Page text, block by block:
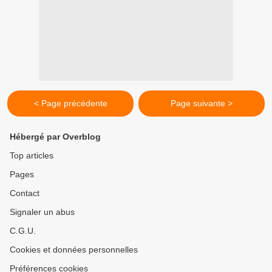
< Page précédente Page suivante >
Hébergé par Overblog
Top articles
Pages
Contact
Signaler un abus
C.G.U.
Cookies et données personnelles
Préférences cookies